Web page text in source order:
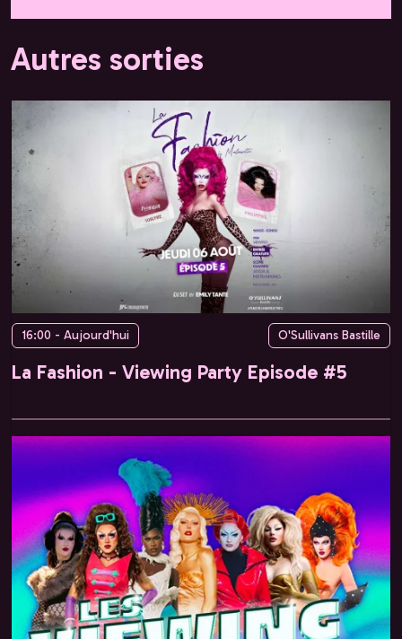
Autres sorties
16:00 - Aujourd'hui O'Sullivans Bastille
La Fashion - Viewing Party Episode #5